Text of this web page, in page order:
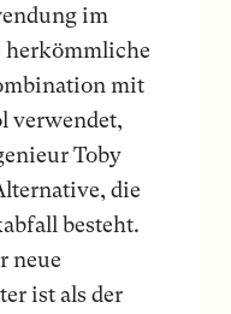
im
herkömmliche
mit
verwendet,
Toby
die
besteht.
neue
ist als der